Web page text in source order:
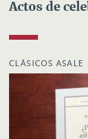
Actos de
CLÁSICOS ASALE